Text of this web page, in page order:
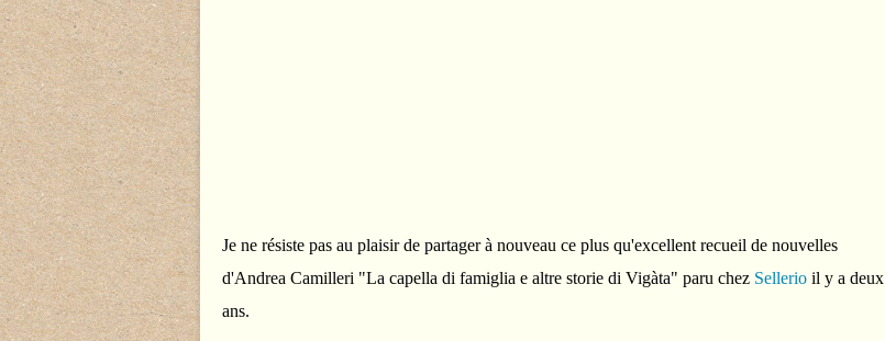
Je ne résiste pas au plaisir de partager à nouveau ce plus qu'excellent recueil de nouvelles
d'Andrea Camilleri "La capella di famiglia e altre storie di Vigàta" paru chez Sellerio il y a deux
ans.